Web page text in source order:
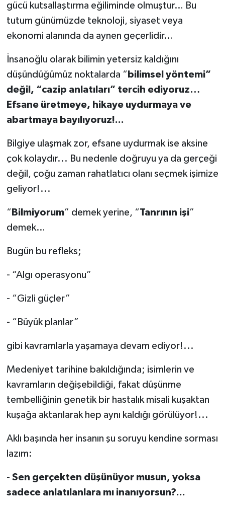
gücü kutsallaştırma eğiliminde olmuştur… Bu
tutum günümüzde teknoloji, siyaset veya
ekonomi alanında da aynen geçerlidir…
İnsanoğlu olarak bilimin yetersiz kaldığını
düşündüğümüz noktalarda “ bilimsel yöntemi”
değil , “cazip anlatıları” tercih ediyoruz…
Efsane üretmeye, hikaye uydurmaya ve
abartmaya bayılıyoruz!...
Bilgiye ulaşmak zor, efsane uydurmak ise aksine
çok kolaydır... Bu nedenle doğruyu ya da gerçeği
değil, çoğu zaman rahatlatıcı olanı seçmek işimize
geliyor!...
“ Bilmiyorum” demek yerine, “Tanrının işi”
demek…
Bugün bu refleks;
- “Algı operasyonu”
- “Gizli güçler”
- “Büyük planlar”
gibi kavramlarla yaşamaya devam ediyor!...
Medeniyet tarihine bakıldığında; isimlerin ve
kavramların değişebildiği, fakat düşünme
tembelliğinin genetik bir hastalık misali kuşaktan
kuşağa aktarılarak hep aynı kaldığı görülüyor!...
Aklı başında her insanın şu soruyu kendine sorması
lazım:
- Sen gerçekten düşünüyor musun, yoksa
sadece anlatılanlara mı inanıyorsun?...